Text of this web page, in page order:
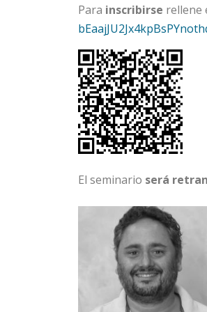
Para inscribirse rellene
El seminario será